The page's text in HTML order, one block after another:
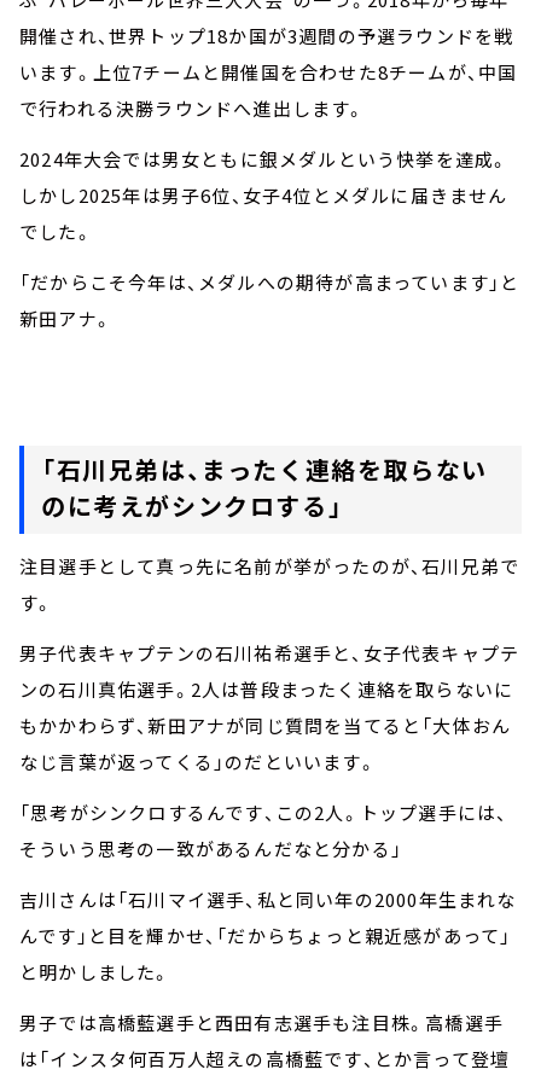
開催され、世界トップ18か国が3週間の予選ラウンドを戦
います。上位7チームと開催国を合わせた8チームが、中国
で行われる決勝ラウンドへ進出します。
2024年大会では男女ともに銀メダルという快挙を達成。
しかし2025年は男子6位、女子4位とメダルに届きません
でした。
「だからこそ今年は、メダルへの期待が高まっています」と
新田アナ。
「石川兄弟は、まったく連絡を取らない
のに考えがシンクロする」
注目選手として真っ先に名前が挙がったのが、石川兄弟で
す。
男子代表キャプテンの石川祐希選手と、女子代表キャプテ
ンの石川真佑選手。2人は普段まったく連絡を取らないに
もかかわらず、新田アナが同じ質問を当てると「大体おん
なじ言葉が返ってくる」のだといいます。
「思考がシンクロするんです、この2人。トップ選手には、
そういう思考の一致があるんだなと分かる」
吉川さんは「石川マイ選手、私と同い年の2000年生まれな
んです」と目を輝かせ、「だからちょっと親近感があって」
と明かしました。
男子では高橋藍選手と西田有志選手も注目株。高橋選手
は「インスタ何百万人超えの高橋藍です、とか言って登壇